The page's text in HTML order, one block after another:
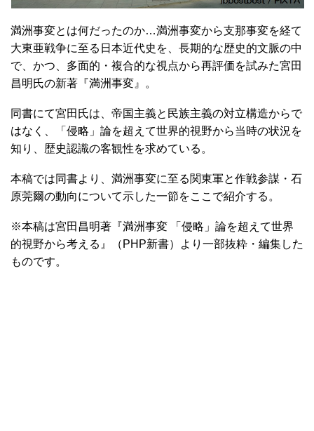
満洲事変とは何だったのか…満洲事変から支那事変を経て
大東亜戦争に至る日本近代史を、長期的な歴史的文脈の中
で、かつ、多面的・複合的な視点から再評価を試みた宮田
昌明氏の新著『満洲事変』。
同書にて宮田氏は、帝国主義と民族主義の対立構造からで
はなく、「侵略」論を超えて世界的視野から当時の状況を
知り、歴史認識の客観性を求めている。
本稿では同書より、満洲事変に至る関東軍と作戦参謀・石
原莞爾の動向について示した一節をここで紹介する。
※本稿は宮田昌明著『満洲事変 「侵略」論を超えて世界
的視野から考える』（PHP新書）より一部抜粋・編集した
ものです。